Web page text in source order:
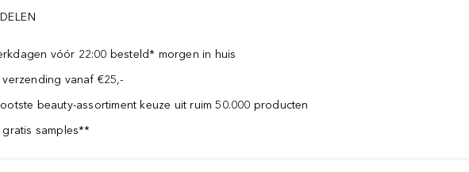
vóór 22:00 besteld* morgen in huis
verzending vanaf €25,-
beauty-assortiment keuze uit ruim 50.000 producten
gratis samples**